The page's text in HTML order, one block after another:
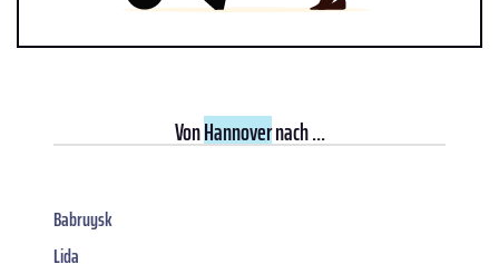
VonHannovernach ...
Babruysk
Lida